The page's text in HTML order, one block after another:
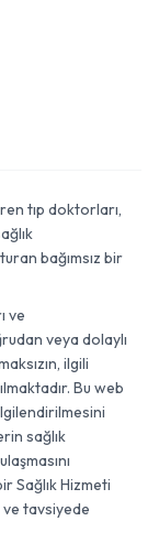
tıp doktorları,
bağımsız bir
ve
veya dolaylı
ilgili
Bu web
sağlık
Sağlık Hizmeti
ve tavsiyede